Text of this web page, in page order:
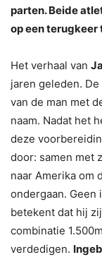
parten. Beide
op een terugkeer
Het verhaal van
jaren geleden.
van de man met
naam. Nadat het
deze
door: samen met
naar Amerika om
ondergaan. Geen
betekent dat hij
combinatie
verdedigen.